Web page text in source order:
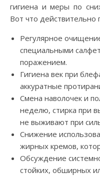
гигиена и меры по
Вот что действительно
Регулярное
специальными
поражением.
Гигиена век при
аккуратные
Смена наволочек и
неделю, стирка при
не выживают при
Снижение
жирных кремов,
Обсуждение
стойких, обширных